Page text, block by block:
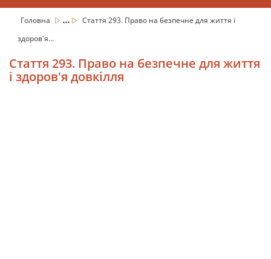
Головна ...
Стаття 293. Право на безпечне для життя і
здоров'я...
Стаття 293. Право на безпечне для життя
і здоров'я довкілля